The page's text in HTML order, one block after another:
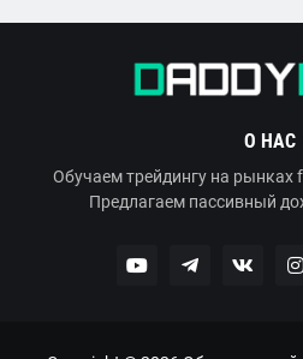
О НАС
Обучаем трейдингу на рынках
Предлагаем пассивный